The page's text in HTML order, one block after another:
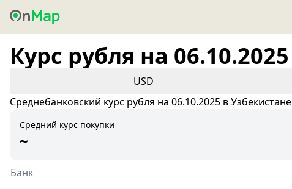
Курс рубля на 06.10.2025
USD
Среднебанковский курс рубля на 06.10.2025 в Узбекистане
Средний курс покупки
~
Банк